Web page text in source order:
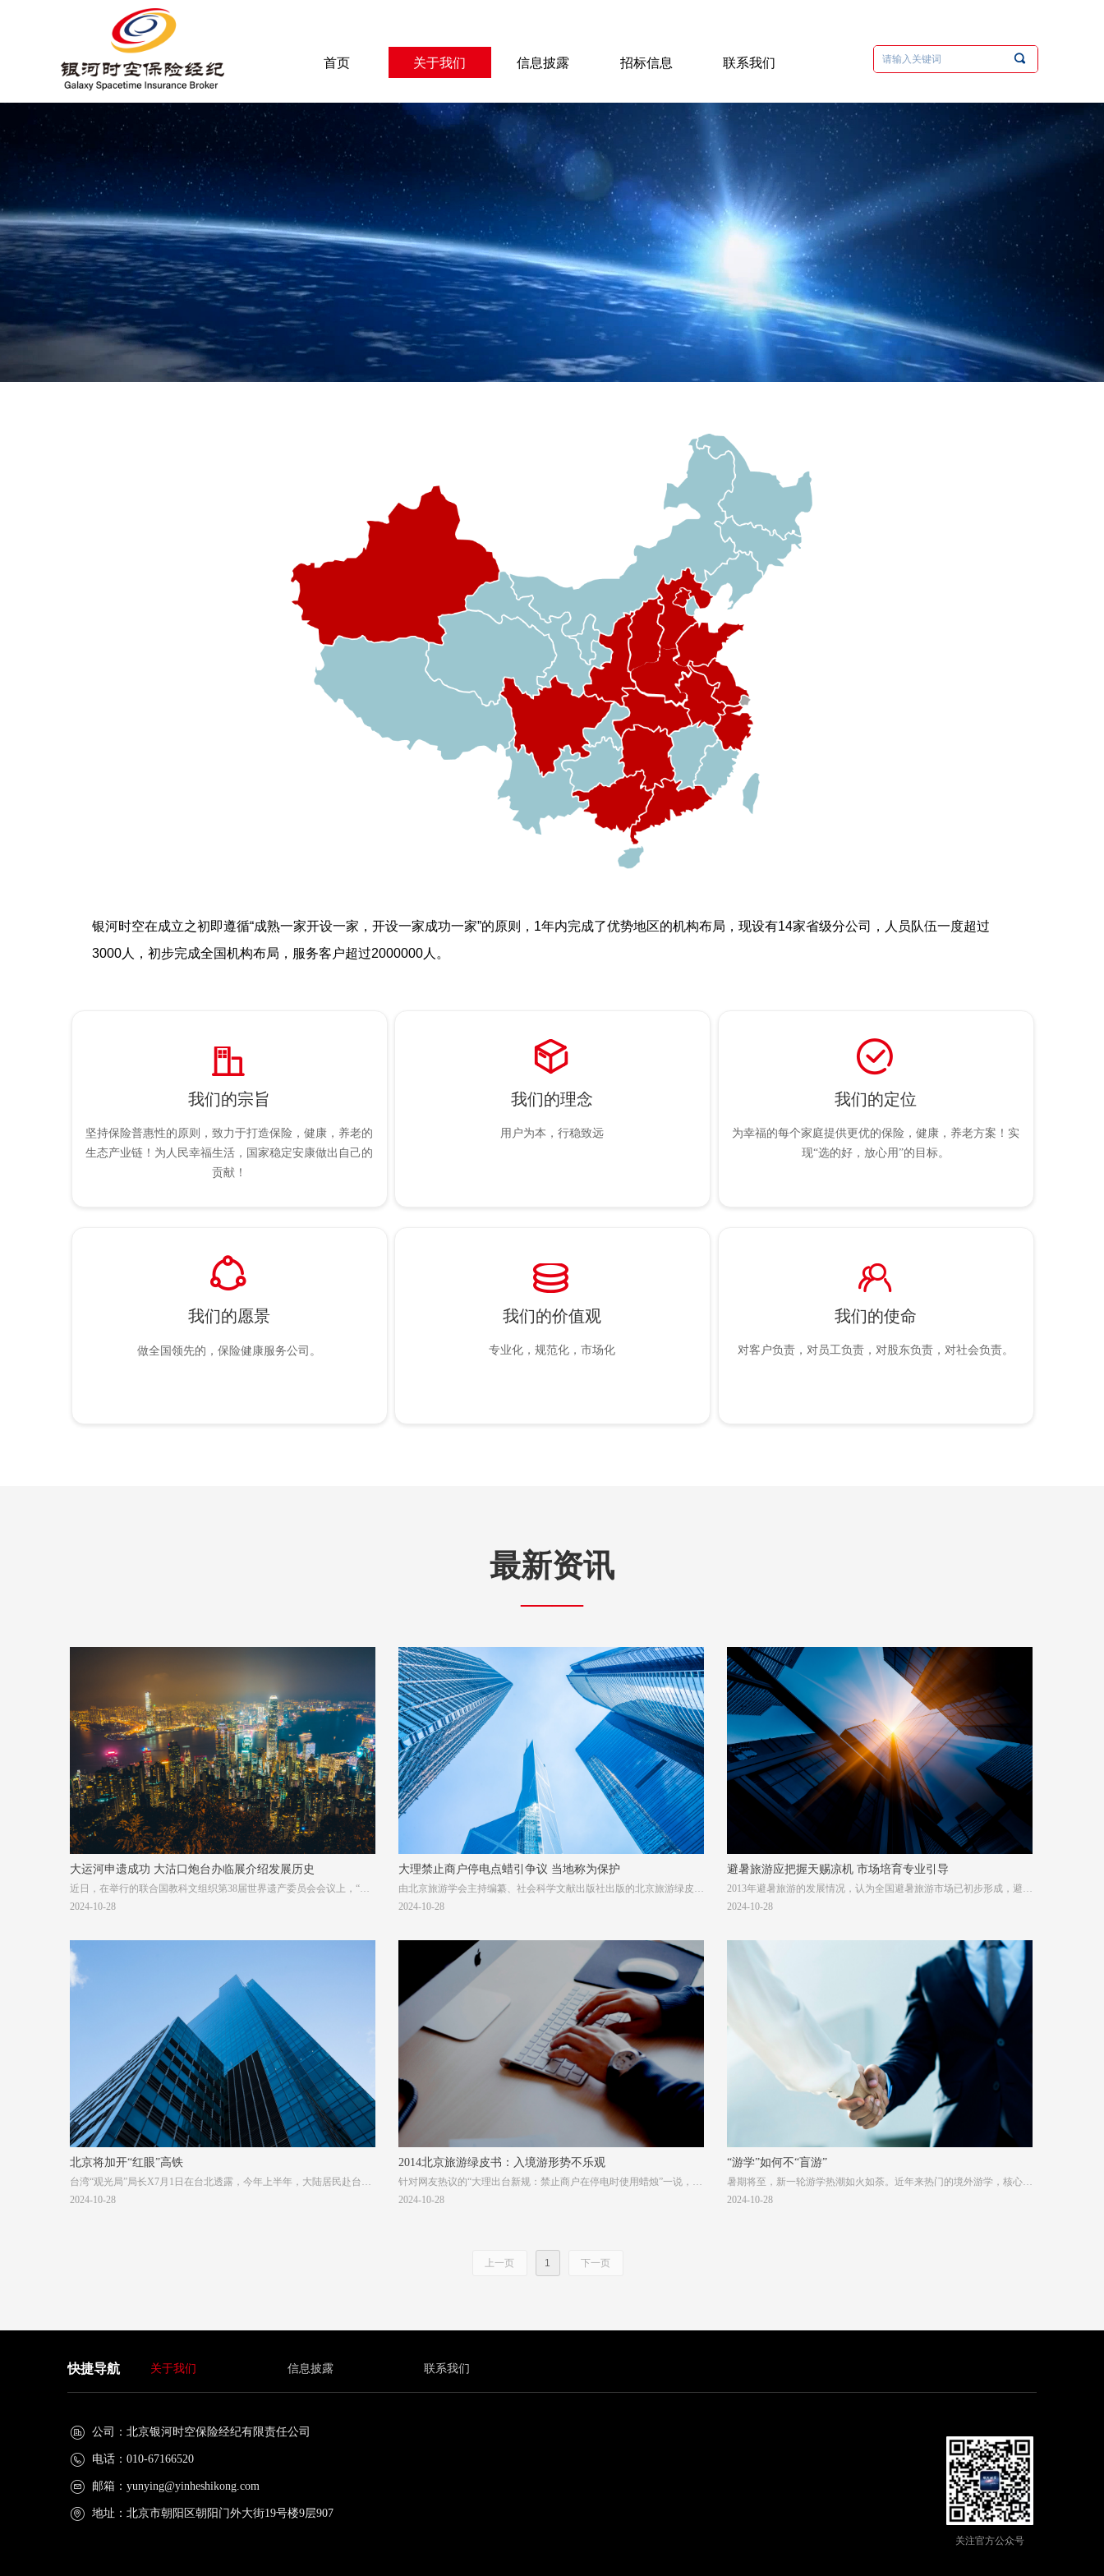
끠
首页 关于我们 信息披露 招标信息 联系我们
银河时空在成立之初即遵循“成熟一家开设一家，开设一家成功一家”的原则，1年内完成了优势地区的机构布局，现设有14家省级分公司，人员队伍一度超过
3000人，初步完成全国机构布局，服务客户超过2000000人。
最新资讯
——
大运河申遗成功 大沽口炮台办临展介绍发展历史
近日，在举行的联合国教科文组织第38届世界遗产委员会会议上，“中
国大运河”被批准列入《世界遗产名录》，成为我国第46处世界遗产。
2024-10-28
大理禁止商户停电点蜡引争议 当地称为保护
由北京旅游学会主持编纂、社会科学文献出版社出版的北京旅游绿皮书
《北京旅游发展报告2014》6月30日发布。报告指出，近年来，受多重
2024-10-28
避暑旅游应把握天赐凉机 市场培育专业引导
2013年避暑旅游的发展情况，认为全国避暑旅游市场已初步形成，避暑
经济效益显现;不同目的地城市有着各具特色的发展路径与模式。但总
市场上强化了目的地夏季气候的优势
2024-10-28
北京将加开“红眼”高铁
台湾“观光局”局长X7月1日在台北透露，今年上半年，大陆居民赴台个
人游游客超过50万人次，接近去年的52万人次，今年全年更有望突破
2024-10-28
2014北京旅游绿皮书：入境游形势不乐观
针对网友热议的“大理出台新规：禁止商户在停电时使用蜡烛”一说，云
南省大理市保护管理局6月30日回应表示，公众对相关文件内容存在误
2024-10-28
“游学”如何不“盲游”
暑期将至，新一轮游学热潮如火如荼。近年来热门的境外游学，核心本
应在于“游”与“学”的兼备，一些家长认为，游学既让孩子游览了异国风
2024-10-28
上一页 1 下一页
我们的宗旨
坚持保险普惠性的原则，致力于打造保险，健康，养老的
生态产业链！为人民幸福生活，国家稳定安康做出自己的
贡献！
ꀶ
我们的理念
用户为本，行稳致远
ꁦ
我们的定位
为幸福的每个家庭提供更优的保险，健康，养老方案！实
现“选的好，放心用”的目标。
ꂒ
我们的愿景
做全国领先的，保险健康服务公司。
ꁢ
我们的价值观
专业化，规范化，市场化
ꀹ
我们的使命
对客户负责，对员工负责，对股东负责，对社会负责。
ꁘ
快捷导航 关于我们 信息披露 联系我们
关注官方公众号
公司： 北京银河时空保险经纪有限责任公司
电话： 010-67166520
邮箱： yunying@yinheshikong.com
地址： 北京市朝阳区朝阳门外大街19号楼9层907